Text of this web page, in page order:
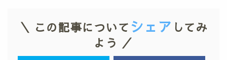
＼ この記事について シェア してみ
よう ／